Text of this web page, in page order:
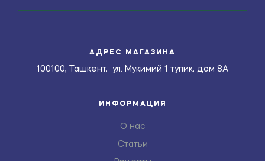
АДРЕС МАГАЗИНА
100100, Ташкент, ул. Мукимий 1 тупик, дом 8А
ИНФОРМАЦИЯ
О нас
Статьи